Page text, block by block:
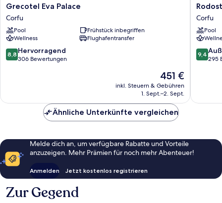
Grecotel
Eva
Palace
Corfu
Grecotel Eva Palace
Corfu
Pool
Frühstück inbegriffen
Wellness
Flughafentransfer
8.8
von
8,8 Hervorragend
306 Bewertungen
Der
Preis
beträgt
451 €
inkl. Steuern & Gebühren
1. Sept.–2. Sept.
Hotel
&
Spa
-
Adults
friendly
Corfu
Pool
9.4
von
9,4
295
Ähnliche Unterkünfte vergleichen
Melde dich an, um verfügbare Rabatte und Vorteile
anzuzeigen. Mehr Prämien für noch mehr Abenteuer!
Anmelden Jetzt kostenlos registrieren
Zur Gegend